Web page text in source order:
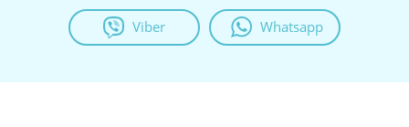
Viber Whatsapp